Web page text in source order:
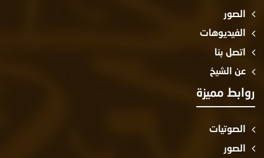
الصور
الفيديوهات
اتصل بنا
عن الشيخ
مميزة
الصوتيات
الصور